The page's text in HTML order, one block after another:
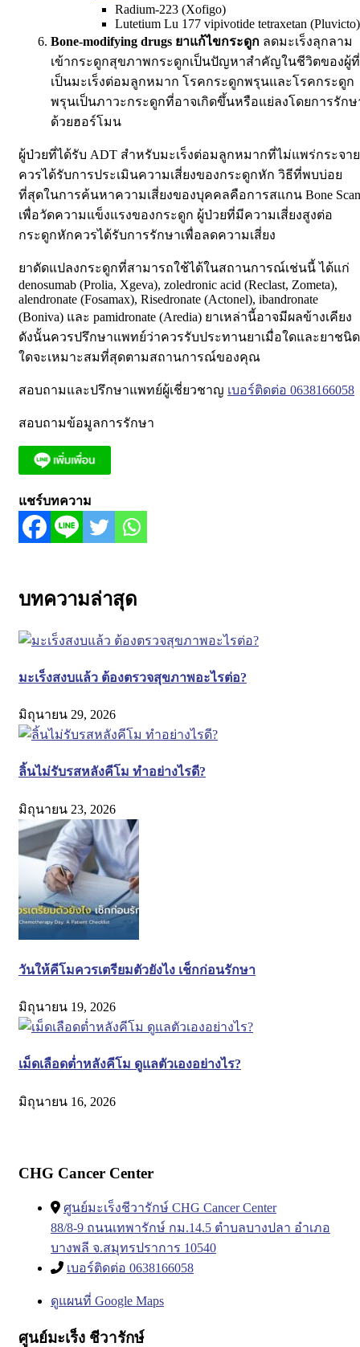
Radium-223 (Xofigo)
Lutetium Lu 177 vipivotide tetraxetan (Pluvicto)
Bone-modifying drugs ยาแก้ไขกระดูก ลดมะเร็งลุกลาม
เข้ากระดูกสุขภาพกระดูกเป็นปัญหาสำคัญในชีวิตของผู้ที่
เป็นมะเร็งต่อมลูกหมาก โรคกระดูกพรุนและโรคกระดูก
พรุนเป็นภาวะกระดูกที่อาจเกิดขึ้นหรือแย่ลงโดยการรักษ
ด้วยฮอร์โมน
ผู้ป่วยที่ได้รับ ADT สำหรับมะเร็งต่อมลูกหมากที่ไม่แพร่กระจาย
ควรได้รับการประเมินความเสี่ยงของกระดูกหัก วิธีที่พบบ่อย
ที่สุดในการค้นหาความเสี่ยงของบุคคลคือการสแกน Bone Scan
เพื่อวัดความแข็งแรงของกระดูก ผู้ป่วยที่มีความเสี่ยงสูงต่อ
กระดูกหักควรได้รับการรักษาเพื่อลดความเสี่ยง
ยาดัดแปลงกระดูกที่สามารถใช้ได้ในสถานการณ์เช่นนี้ ได้แก่
denosumab (Prolia, Xgeva), zoledronic acid (Reclast, Zometa),
alendronate (Fosamax), Risedronate (Actonel), ibandronate
(Boniva) และ pamidronate (Aredia) ยาเหล่านี้อาจมีผลข้างเคียง
ดังนั้นควรปรึกษาแพทย์ว่าควรรับประทานยาเมื่อใดและยาชนิด
ใดจะเหมาะสมที่สุดตามสถานการณ์ของคุณ
สอบถามและปรึกษาแพทย์ผู้เชี่ยวชาญ เบอร์ติดต่อ 0638166058
สอบถามข้อมูลการรักษา
แชร์บทความ
บทความล่าสุด
มะเร็งสงบแล้ว ต้องตรวจสุขภาพอะไรต่อ?
มิถุนายน 29, 2026
ลิ้นไม่รับรสหลังคีโม ทำอย่างไรดี?
มิถุนายน 23, 2026
วันให้คีโมควรเตรียมตัวยังไง เช็กก่อนรักษา
มิถุนายน 19, 2026
เม็ดเลือดต่ำหลังคีโม ดูแลตัวเองอย่างไร?
มิถุนายน 16, 2026
CHG Cancer Center
ศูนย์มะเร็งชีวารักษ์ CHG Cancer Center
88/8-9 ถนนเทพารักษ์ กม.14.5 ตำบลบางปลา อำเภอ
บางพลี จ.สมุทรปราการ 10540
เบอร์ติดต่อ 0638166058
ดูแผนที่ Google Maps
ศูนย์มะเร็ง ชีวารักษ์